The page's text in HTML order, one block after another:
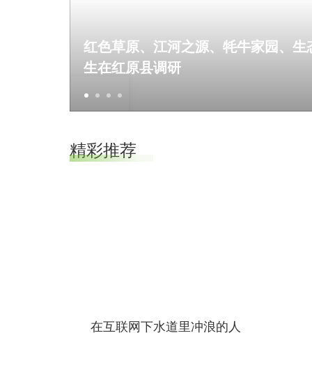
红色草原、江河之源、牦牛家园、
生在红原县调研
精彩推荐
在互联网下水道里冲浪的人